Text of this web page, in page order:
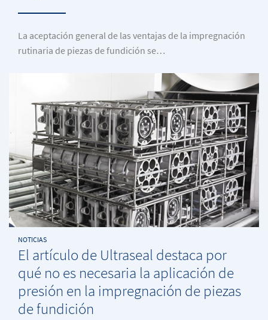
La aceptación general de las ventajas de la impregnación
rutinaria de piezas de fundición se…
NOTICIAS
El artículo de Ultraseal destaca por
qué no es necesaria la aplicación de
presión en la impregnación de piezas
de fundición